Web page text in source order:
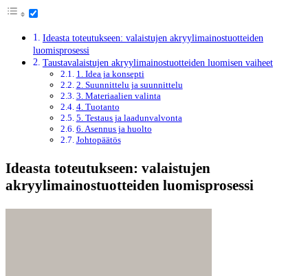
Ideasta toteutukseen: valaistujen akryylimainostuotteiden
luomisprosessi
Taustavalaistujen akryylimainostuotteiden luomisen vaiheet
1. Idea ja konsepti
2. Suunnittelu ja suunnittelu
3. Materiaalien valinta
4. Tuotanto
5. Testaus ja laadunvalvonta
6. Asennus ja huolto
Johtopäätös
Ideasta toteutukseen: valaistujen
akryylimainostuotteiden luomisprosessi